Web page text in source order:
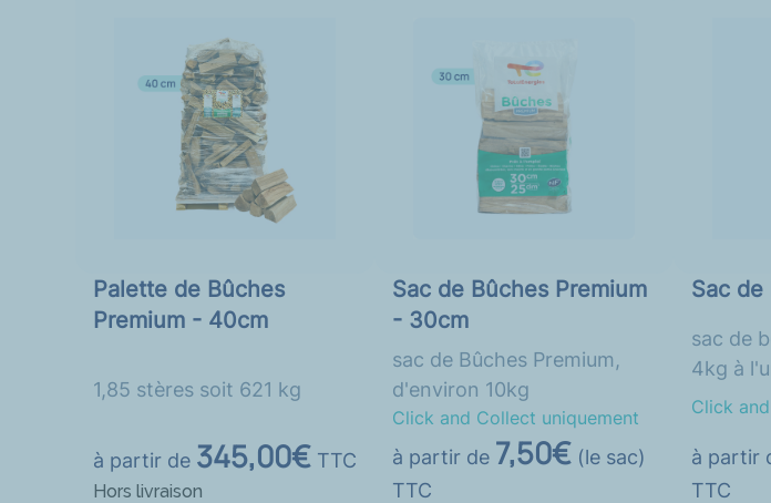
Palette de Bûches
Premium - 40cm
1,85 stères soit 621 kg
à partir de 345,00€ TTC
Hors livraison
Sac de Bûches Premium
- 30cm
sac de Bûches Premium,
d'environ 10kg
Click and Collect uniquement
à partir de 7,50€ (le sac)
TTC
Sac de
sac de
4kg à
Click
à partir
TTC